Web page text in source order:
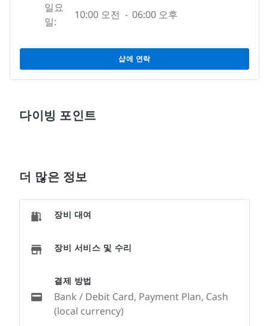
일요
일:
10:00 오전 - 06:00 오후
샵에 연락
다이빙 포인트
더 많은 정보
장비 대여
장비 서비스 및 수리
결제 방법
Bank / Debit Card, Payment Plan, Cash
(local currency)